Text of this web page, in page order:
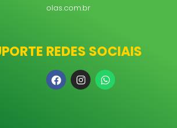
olas.com.br
REDES SOCIAIS